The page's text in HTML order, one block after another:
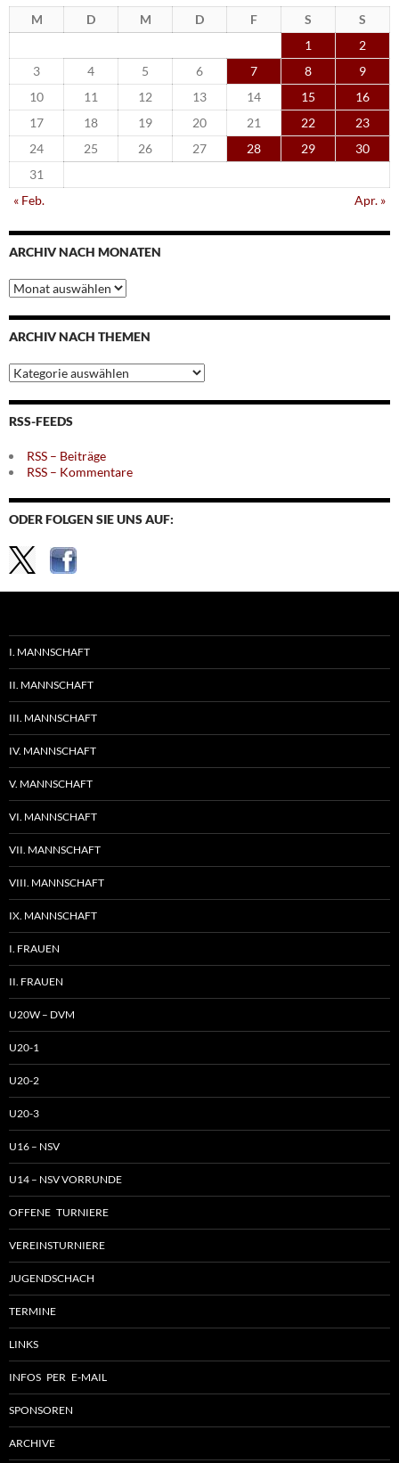
M D M D F S
S
1
2
3
4 5 6 7 8
9
10
11 12 13 14 15
16
17
18 19 20 21 22
23
24
25 26 27 28 29
30
31
« Feb.
Apr. »
ARCHIV NACH MONATEN
Archiv
nach
Monaten
ARCHIV NACH THEMEN
Archiv
nach
Themen
RSS-FEEDS
RSS – Beiträge
RSS – Kommentare
ODER FOLGEN SIE UNS AUF:
I. MANNSCHAFT
II. MANNSCHAFT
III. MANNSCHAFT
IV. MANNSCHAFT
V. MANNSCHAFT
VI. MANNSCHAFT
VII. MANNSCHAFT
VIII. MANNSCHAFT
IX. MANNSCHAFT
I. FRAUEN
II. FRAUEN
U20W – DVM
U20-1
U20-2
U20-3
U16 – NSV
U14 – NSV VORRUNDE
OFFENE TURNIERE
VEREINSTURNIERE
JUGENDSCHACH
TERMINE
LINKS
INFOS PER E-MAIL
SPONSOREN
ARCHIVE